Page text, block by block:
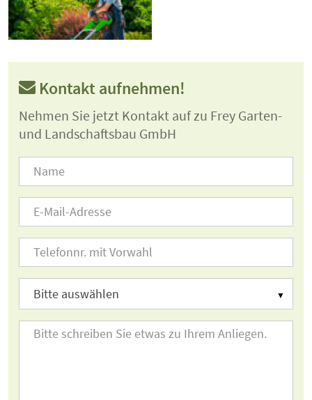
Kontakt aufnehmen!
Nehmen Sie jetzt Kontakt auf zu Frey Garten-
und Landschaftsbau GmbH